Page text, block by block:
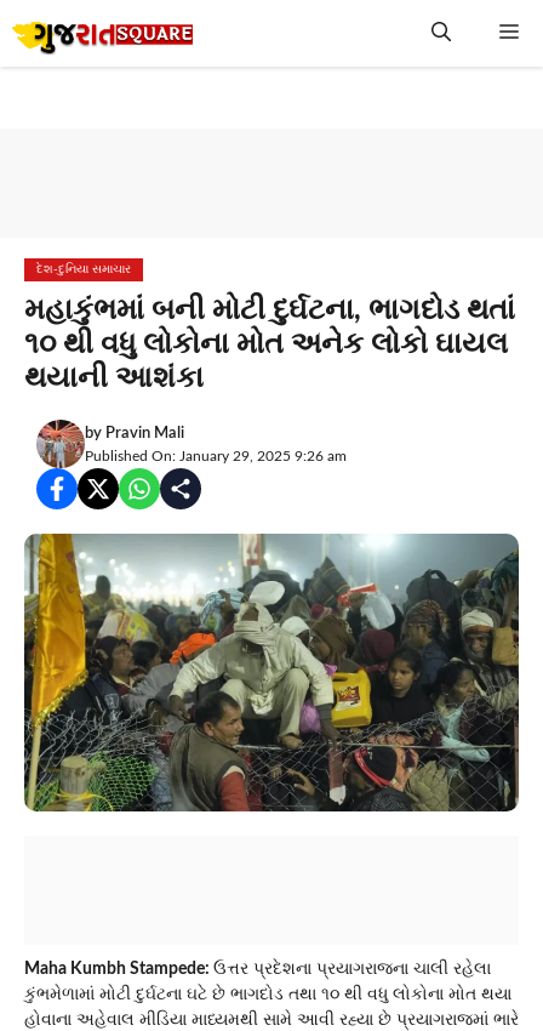
to
દેશ-દુનિયા સમાચાર
મહાકુંભમાં બની મોટી દુર્ઘટના, ભાગદોડ થતાં
૧૦ થી વધુ લોકોના મોત અનેક લોકો ઘાયલ
થયાની આશંકા
by Pravin Mali
Published On: January 29, 2025 9:26 am
Maha Kumbh Stampede: ઉત્તર પ્રદેશના પ્રયાગરાજના ચાલી રહેલા
કુંભમેળામાં મોટી દુર્ઘટના ઘટે છે ભાગદોડ તથા ૧૦ થી વધુ લોકોના મોત થયા
હોવાના અહેવાલ મીડિયા માધ્યમથી સામે આવી રહ્યા છે પ્રયાગરાજમાં ભારે